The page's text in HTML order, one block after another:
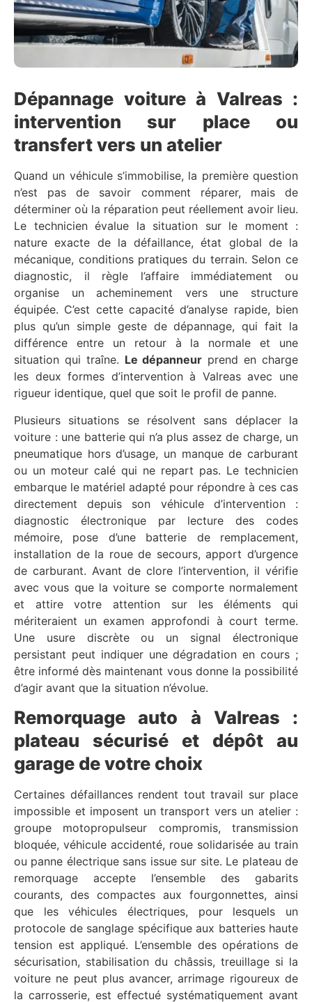
Dépannage voiture à Valreas :
intervention sur place ou
transfert vers un atelier
Quand un véhicule s’immobilise, la première question
n’est pas de savoir comment réparer, mais de
déterminer où la réparation peut réellement avoir lieu.
Le technicien évalue la situation sur le moment :
nature exacte de la défaillance, état global de la
mécanique, conditions pratiques du terrain. Selon ce
diagnostic, il règle l’affaire immédiatement ou
organise un acheminement vers une structure
équipée. C’est cette capacité d’analyse rapide, bien
plus qu’un simple geste de dépannage, qui fait la
différence entre un retour à la normale et une
situation qui traîne. Le dépanneur prend en charge
les deux formes d’intervention à Valreas avec une
rigueur identique, quel que soit le profil de panne.
Plusieurs situations se résolvent sans déplacer la
voiture : une batterie qui n’a plus assez de charge, un
pneumatique hors d’usage, un manque de carburant
ou un moteur calé qui ne repart pas. Le technicien
embarque le matériel adapté pour répondre à ces cas
directement depuis son véhicule d’intervention :
diagnostic électronique par lecture des codes
mémoire, pose d’une batterie de remplacement,
installation de la roue de secours, apport d’urgence
de carburant. Avant de clore l’intervention, il vérifie
avec vous que la voiture se comporte normalement
et attire votre attention sur les éléments qui
mériteraient un examen approfondi à court terme.
Une usure discrète ou un signal électronique
persistant peut indiquer une dégradation en cours ;
être informé dès maintenant vous donne la possibilité
d’agir avant que la situation n’évolue.
Remorquage auto à Valreas :
plateau sécurisé et dépôt au
garage de votre choix
Certaines défaillances rendent tout travail sur place
impossible et imposent un transport vers un atelier :
groupe motopropulseur compromis, transmission
bloquée, véhicule accidenté, roue solidarisée au train
ou panne électrique sans issue sur site. Le plateau de
remorquage accepte l’ensemble des gabarits
courants, des compactes aux fourgonnettes, ainsi
que les véhicules électriques, pour lesquels un
protocole de sanglage spécifique aux batteries haute
tension est appliqué. L’ensemble des opérations de
sécurisation, stabilisation du châssis, treuillage si la
voiture ne peut plus avancer, arrimage rigoureux de
la carrosserie, est effectué systématiquement avant